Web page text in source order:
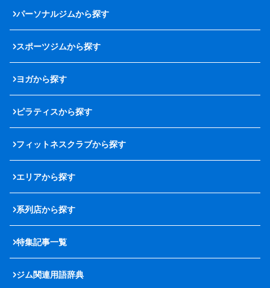
パーソナルジムから探す
スポーツジムから探す
ヨガから探す
ピラティスから探す
フィットネスクラブから探す
エリアから探す
系列店から探す
特集記事一覧
ジム関連用語辞典